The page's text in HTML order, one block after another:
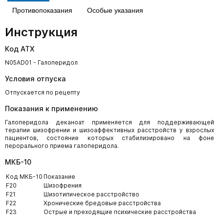
Противопоказания Особые указания
Инструкция
Код АТХ
N05AD01 - Галоперидол
Условия отпуска
Отпускается по рецепту
Показания к применению
Галоперидола деканоат применяется для поддерживающей
терапии шизофрении и шизоаффективных расстройств у взрослых
пациентов, состояние которых стабилизировано на фоне
перорального приема галоперидола.
МКБ-10
Код МКБ-10 Показание
F20
Шизофрения
F21
Шизотипическое расстройство
F22
Хронические бредовые расстройства
F23
Острые и преходящие психические расстройства